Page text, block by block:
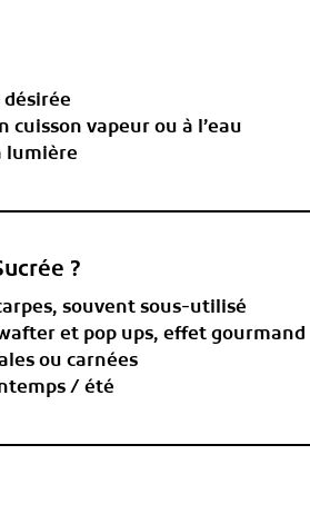
cuisson vapeur ou à l’eau
lumière
?
souvent sous‐utilisé
et pop ups, effet gourmand
ou carnées
/ été